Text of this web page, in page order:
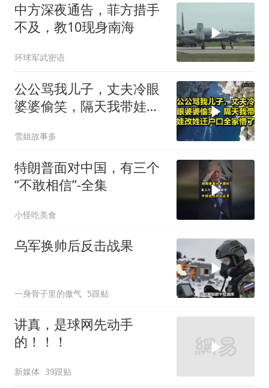
中方深夜通告，菲方措手
不及，教10现身南海
环球军武密语
公公骂我儿子，丈夫冷眼
婆婆偷笑，隔天我带娃改
雪姐故事多
特朗普面对中国，有三个
“不敢相信”-全集
小怪吃美食
乌军换帅后反击战果
一身骨子里的傲气 5跟贴
讲真，是球网先动手
的！！！
新媒体 39跟贴